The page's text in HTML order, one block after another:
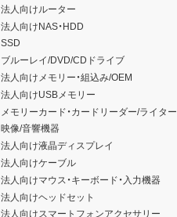
法人向けルーター
法人向けNAS・HDD
SSD
ブルーレイ/DVD/CDドライブ
法人向けメモリー・組込み/OEM
法人向けUSBメモリー
メモリーカード・カードリーダー/ライター
映像/音響機器
法人向け液晶ディスプレイ
法人向けケーブル
法人向けマウス・キーボード・入力機器
法人向けヘッドセット
法人向けスマートフォンアクセサリー